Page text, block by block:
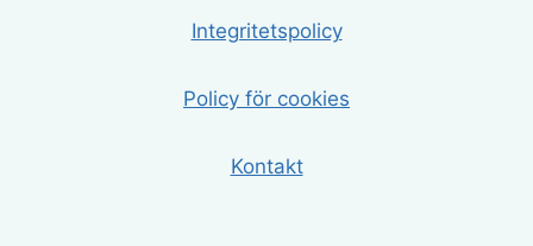
Integritetspolicy
Policy för cookies
Kontakt